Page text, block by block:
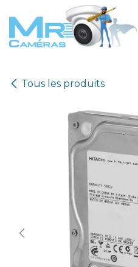
Se rendre au contenu
Tous les produits